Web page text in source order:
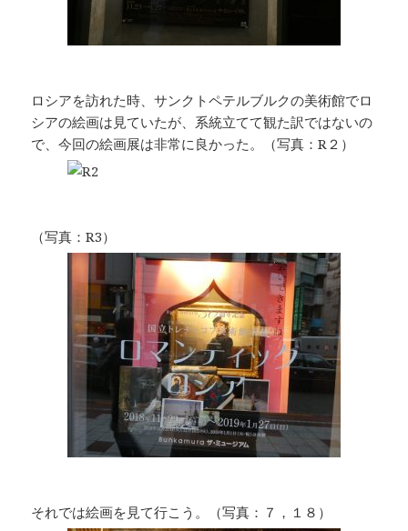
ロシアを訪れた時、サンクトペテルブルクの美術館でロ
シアの絵画は見ていたが、系統立てて観た訳ではないの
で、今回の絵画展は非常に良かった。（写真：R２）
（写真：R3）
それでは絵画を見て行こう。（写真：７，１８）